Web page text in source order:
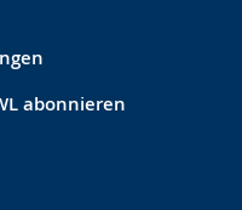
abonnieren